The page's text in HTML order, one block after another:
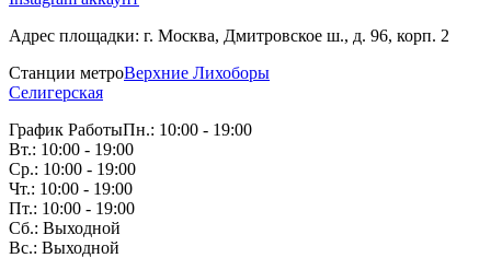
Адрес площадки: г. Москва, Дмитровское ш., д. 96, корп. 2
Станции метроВерхние Лихоборы
Селигерская
График РаботыПн.: 10:00 - 19:00
Вт.: 10:00 - 19:00
Ср.: 10:00 - 19:00
Чт.: 10:00 - 19:00
Пт.: 10:00 - 19:00
Сб.: Выходной
Вс.: Выходной